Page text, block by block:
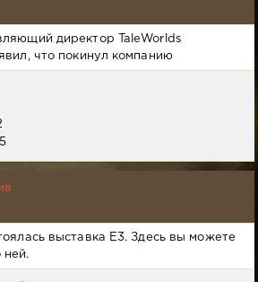
директор TaleWorlds
что покинул компанию
выставка E3. Здесь вы можете
ней.